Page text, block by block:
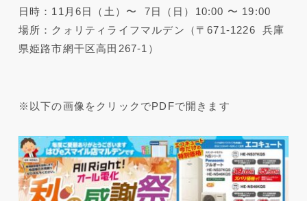
日時：11月6日（土）〜 7日（日）10:00 〜 19:00
場所：クォリティライフマルデン（〒671-1226 兵庫
県姫路市網干区高田267-1）
※以下の画像をクリックでPDFで開きます